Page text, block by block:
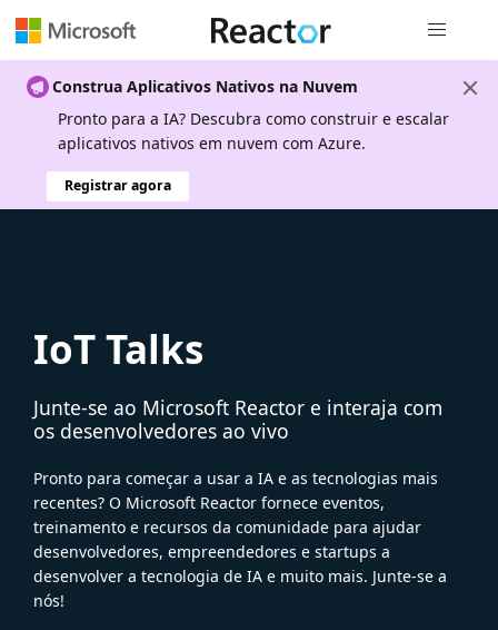
Construa Aplicativos Nativos na Nuvem
Pronto para a IA? Descubra como construir e escalar
aplicativos nativos em nuvem com Azure.
Registrar agora
IoT Talks
Junte-se ao Microsoft Reactor e interaja com
os desenvolvedores ao vivo
Pronto para começar a usar a IA e as tecnologias mais
recentes? O Microsoft Reactor fornece eventos,
treinamento e recursos da comunidade para ajudar
desenvolvedores, empreendedores e startups a
desenvolver a tecnologia de IA e muito mais. Junte-se a
nós!